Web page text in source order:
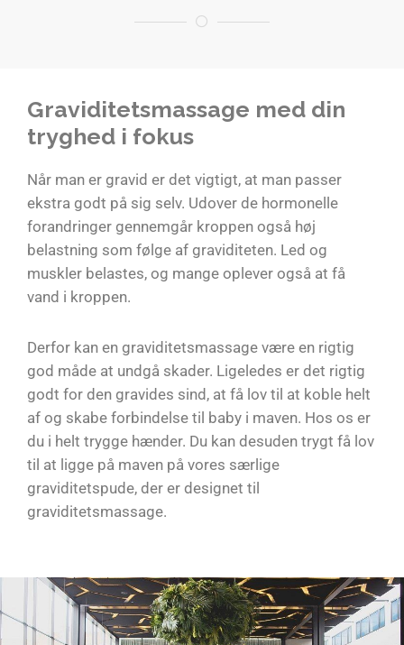
Graviditetsmassage med din
tryghed i fokus
Når man er gravid er det vigtigt, at man passer
ekstra godt på sig selv. Udover de hormonelle
forandringer gennemgår kroppen også høj
belastning som følge af graviditeten. Led og
muskler belastes, og mange oplever også at få
vand i kroppen.
Derfor kan en graviditetsmassage være en rigtig
god måde at undgå skader. Ligeledes er det rigtig
godt for den gravides sind, at få lov til at koble helt
af og skabe forbindelse til baby i maven. Hos os er
du i helt trygge hænder. Du kan desuden trygt få lov
til at ligge på maven på vores særlige
graviditetspude, der er designet til
graviditetsmassage.